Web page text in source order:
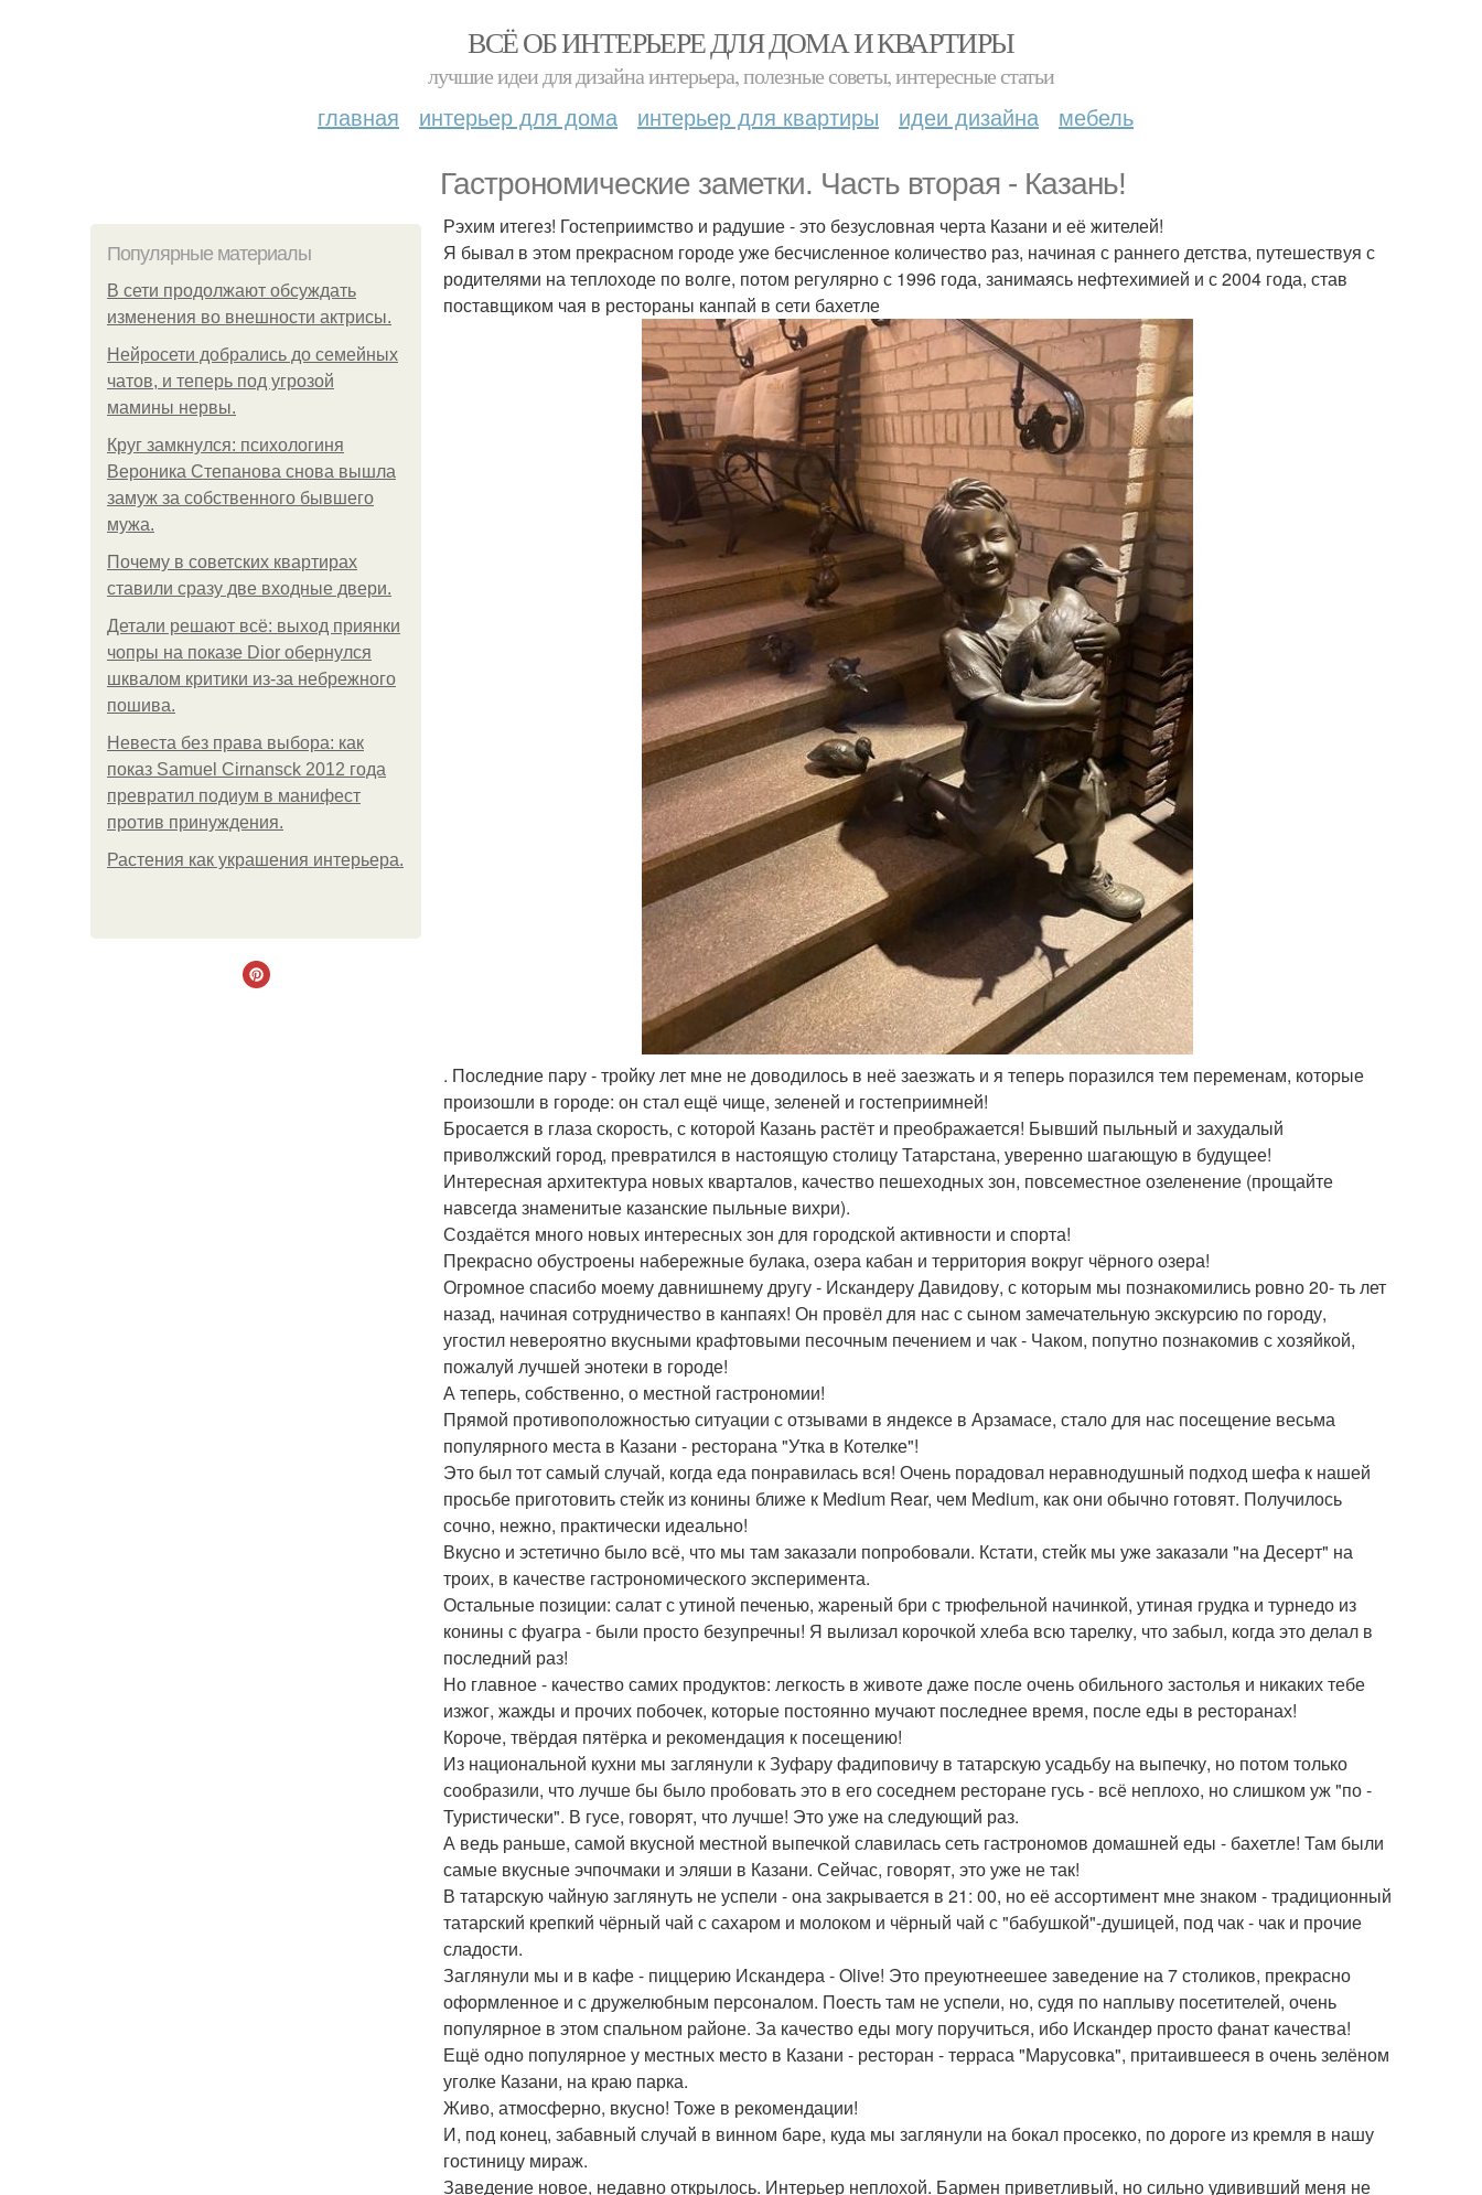
ВСЁ ОБ ИНТЕРЬЕРЕ ДЛЯ ДОМА И КВАРТИРЫ
лучшие идеи для дизайна интерьера, полезные советы, интересные статьи
главная интерьер для дома интерьер для квартиры идеи дизайна мебель
Гастрономические заметки. Часть вторая - Казань!
Популярные материалы
В сети продолжают обсуждать
изменения во внешности актрисы.
Нейросети добрались до семейных
чатов, и теперь под угрозой
мамины нервы.
Круг замкнулся: психологиня
Вероника Степанова снова вышла
замуж за собственного бывшего
мужа.
Почему в советских квартирах
ставили сразу две входные двери.
Детали решают всё: выход приянки
чопры на показе Dior обернулся
шквалом критики из-за небрежного
пошива.
Невеста без права выбора: как
показ Samuel Cirnansck 2012 года
превратил подиум в манифест
против принуждения.
Растения как украшения интерьера.
Рэхим итегез! Гостеприимство и радушие - это безусловная черта Казани и её жителей!
Я бывал в этом прекрасном городе уже бесчисленное количество раз, начиная с раннего детства, путешествуя с
родителями на теплоходе по волге, потом регулярно с 1996 года, занимаясь нефтехимией и с 2004 года, став
поставщиком чая в рестораны канпай в сети бахетле
. Последние пару - тройку лет мне не доводилось в неё заезжать и я теперь поразился тем переменам, которые
произошли в городе: он стал ещё чище, зеленей и гостеприимней!
Бросается в глаза скорость, с которой Казань растёт и преображается! Бывший пыльный и захудалый
приволжский город, превратился в настоящую столицу Татарстана, уверенно шагающую в будущее!
Интересная архитектура новых кварталов, качество пешеходных зон, повсеместное озеленение (прощайте
навсегда знаменитые казанские пыльные вихри).
Создаётся много новых интересных зон для городской активности и спорта!
Прекрасно обустроены набережные булака, озера кабан и территория вокруг чёрного озера!
Огромное спасибо моему давнишнему другу - Искандеру Давидову, с которым мы познакомились ровно 20- ть лет
назад, начиная сотрудничество в канпаях! Он провёл для нас с сыном замечательную экскурсию по городу,
угостил невероятно вкусными крафтовыми песочным печением и чак - Чаком, попутно познакомив с хозяйкой,
пожалуй лучшей энотеки в городе!
А теперь, собственно, о местной гастрономии!
Прямой противоположностью ситуации с отзывами в яндексе в Арзамасе, стало для нас посещение весьма
популярного места в Казани - ресторана "Утка в Котелке"!
Это был тот самый случай, когда еда понравилась вся! Очень порадовал неравнодушный подход шефа к нашей
просьбе приготовить стейк из конины ближе к Medium Rear, чем Medium, как они обычно готовят. Получилось
сочно, нежно, практически идеально!
Вкусно и эстетично было всё, что мы там заказали попробовали. Кстати, стейк мы уже заказали "на Десерт" на
троих, в качестве гастрономического эксперимента.
Остальные позиции: салат с утиной печенью, жареный бри с трюфельной начинкой, утиная грудка и турнедо из
конины с фуагра - были просто безупречны! Я вылизал корочкой хлеба всю тарелку, что забыл, когда это делал в
последний раз!
Но главное - качество самих продуктов: легкость в животе даже после очень обильного застолья и никаких тебе
изжог, жажды и прочих побочек, которые постоянно мучают последнее время, после еды в ресторанах!
Короче, твёрдая пятёрка и рекомендация к посещению!
Из национальной кухни мы заглянули к Зуфару фадиповичу в татарскую усадьбу на выпечку, но потом только
сообразили, что лучше бы было пробовать это в его соседнем ресторане гусь - всё неплохо, но слишком уж "по -
Туристически". В гусе, говорят, что лучше! Это уже на следующий раз.
А ведь раньше, самой вкусной местной выпечкой славилась сеть гастрономов домашней еды - бахетле! Там были
самые вкусные эчпочмаки и эляши в Казани. Сейчас, говорят, это уже не так!
В татарскую чайную заглянуть не успели - она закрывается в 21: 00, но её ассортимент мне знаком - традиционный
татарский крепкий чёрный чай с сахаром и молоком и чёрный чай с "бабушкой"-душицей, под чак - чак и прочие
сладости.
Заглянули мы и в кафе - пиццерию Искандера - Olive! Это преуютнеешее заведение на 7 столиков, прекрасно
оформленное и с дружелюбным персоналом. Поесть там не успели, но, судя по наплыву посетителей, очень
популярное в этом спальном районе. За качество еды могу поручиться, ибо Искандер просто фанат качества!
Ещё одно популярное у местных место в Казани - ресторан - терраса "Марусовка", притаившееся в очень зелёном
уголке Казани, на краю парка.
Живо, атмосферно, вкусно! Тоже в рекомендации!
И, под конец, забавный случай в винном баре, куда мы заглянули на бокал просекко, по дороге из кремля в нашу
гостиницу мираж.
Заведение новое, недавно открылось. Интерьер неплохой. Бармен приветливый, но сильно удививший меня не